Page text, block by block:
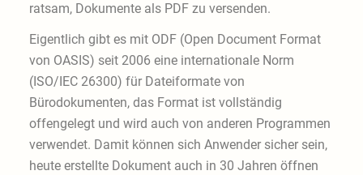
ratsam, Dokumente als PDF zu versenden.
Eigentlich gibt es mit ODF (Open Document Format
von OASIS) seit 2006 eine internationale Norm
(ISO/IEC 26300) für Dateiformate von
Bürodokumenten, das Format ist vollständig
offengelegt und wird auch von anderen Programmen
verwendet. Damit können sich Anwender sicher sein,
heute erstellte Dokument auch in 30 Jahren öffnen